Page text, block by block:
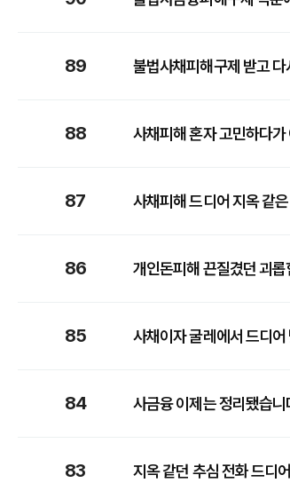
89 불법사채피해구제 받고
88 사채피해 혼자 고민하다
87 사채피해 드디어 지옥 같
86 개인돈피해 끈질겼던 괴
85 사채이자 굴레에서 드디
84 사금융 이제는 정리됐습
83 지옥 같던 추심 전화 드디